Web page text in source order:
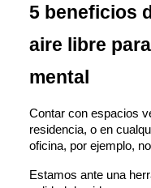
5 beneficios
aire libre
mental
Contar con espacios
residencia, o en
oficina, por ejemplo,
Estamos ante una